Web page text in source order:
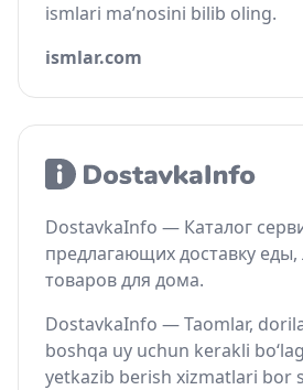
ismlari ma’nosini bilib oling.
ismlar.com
DostavkaInfo — Каталог
предлагающих доставку еды,
товаров для дома.
DostavkaInfo — Taomlar,
boshqa uy uchun kerakli
yetkazib berish xizmatlari bor